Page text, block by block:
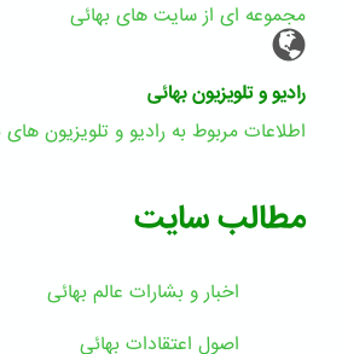
مجموعه ای از سایت های بهائی
رادیو و تلویزیون بهائی
اطلاعات مربوط به رادیو و تلویزیون های
مطالب سایت
اخبار و بشارات عالم بهائى
اصول اعتقادات بهائی